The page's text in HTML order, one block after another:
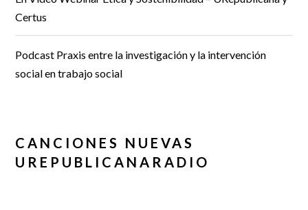
Certus
Podcast Praxis entre la investigación y la intervención
social en trabajo social
CANCIONES NUEVAS
UREPUBLICANARADIO